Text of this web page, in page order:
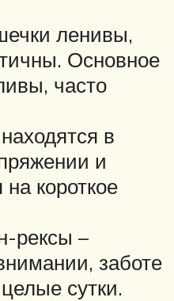
ленивы,
Основное
часто
в
и
короткое
рексы –
заботе
сутки.